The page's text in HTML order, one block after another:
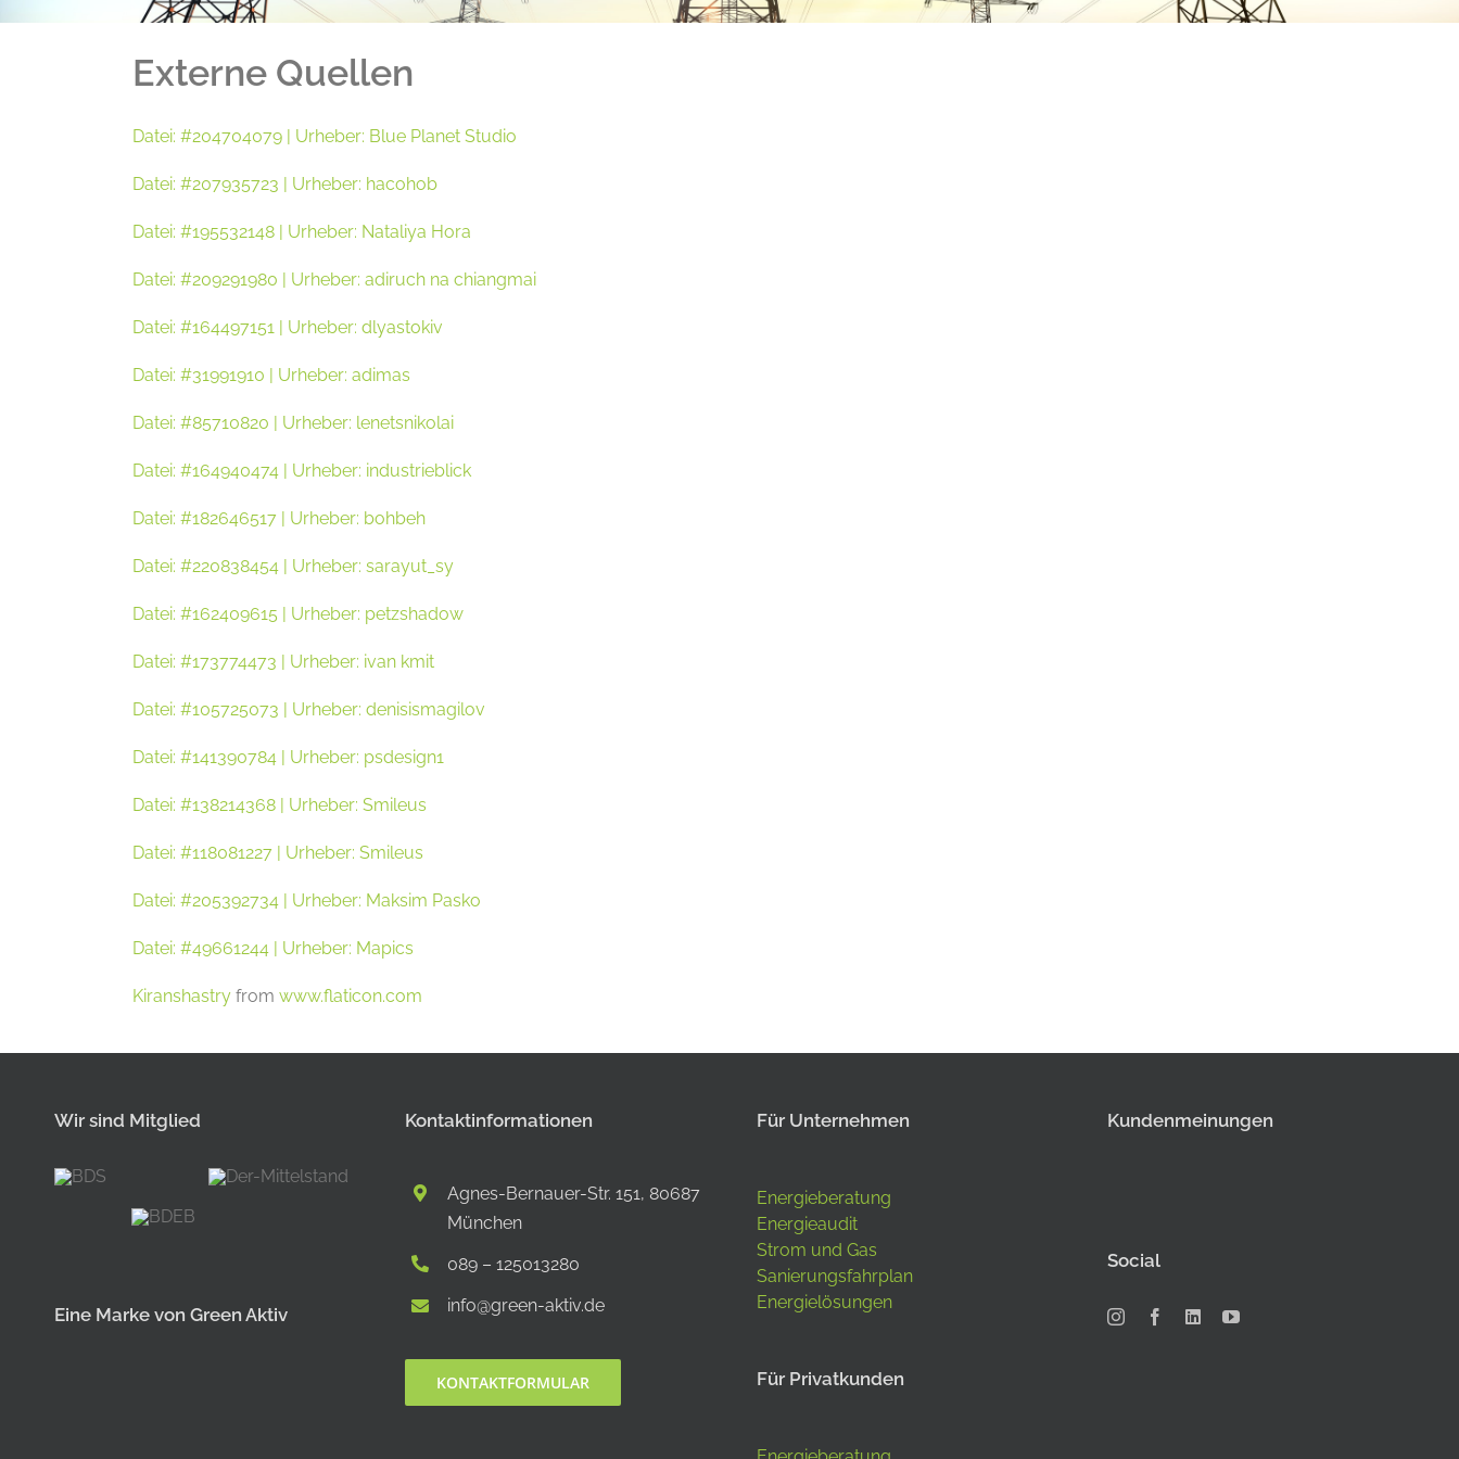
Externe Quellen
Datei: #204704079 | Urheber: Blue Planet Studio
Datei: #207935723 | Urheber: hacohob
Datei: #195532148 | Urheber: Nataliya Hora
Datei: #209291980 | Urheber: adiruch na chiangmai
Datei: #164497151 | Urheber: dlyastokiv
Datei: #31991910 | Urheber: adimas
Datei: #85710820 | Urheber: lenetsnikolai
Datei: #164940474 | Urheber: industrieblick
Datei: #182646517 | Urheber: bohbeh
Datei: #220838454 | Urheber: sarayut_sy
Datei: #162409615 | Urheber: petzshadow
Datei: #173774473 | Urheber: ivan kmit
Datei: #105725073 | Urheber: denisismagilov
Datei: #141390784 | Urheber: psdesign1
Datei: #138214368 | Urheber: Smileus
Datei: #118081227 | Urheber: Smileus
Datei: #205392734 | Urheber: Maksim Pasko
Datei: #49661244 | Urheber: Mapics
Kiranshastry from www.flaticon.com
Wir sind Mitglied
Eine Marke von Green Aktiv
Kontaktinformationen
Agnes-Bernauer-Str. 151, 80687
München
089 – 125013280
info@green-aktiv.de
KONTAKTFORMULAR
Für Unternehmen
Energieberatung
Energieaudit
Strom und Gas
Sanierungsfahrplan
Energielösungen
Für Privatkunden
Kundenmeinungen
Social